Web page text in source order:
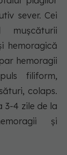
sever. Cei
mușcăturii
hemoragică
hemoragii
filiform,
colaps.
3-4 zile de la
şi